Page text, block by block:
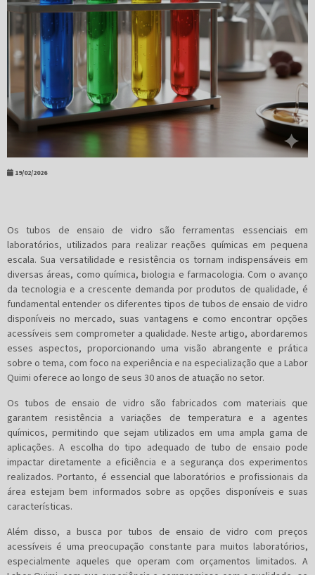
19/02/2026
Os tubos de ensaio de vidro são ferramentas essenciais em
laboratórios, utilizados para realizar reações químicas em pequena
escala. Sua versatilidade e resistência os tornam indispensáveis em
diversas áreas, como química, biologia e farmacologia. Com o avanço
da tecnologia e a crescente demanda por produtos de qualidade, é
fundamental entender os diferentes tipos de tubos de ensaio de vidro
disponíveis no mercado, suas vantagens e como encontrar opções
acessíveis sem comprometer a qualidade. Neste artigo, abordaremos
esses aspectos, proporcionando uma visão abrangente e prática
sobre o tema, com foco na experiência e na especialização que a Labor
Quimi oferece ao longo de seus 30 anos de atuação no setor.
Os tubos de ensaio de vidro são fabricados com materiais que
garantem resistência a variações de temperatura e a agentes
químicos, permitindo que sejam utilizados em uma ampla gama de
aplicações. A escolha do tipo adequado de tubo de ensaio pode
impactar diretamente a eficiência e a segurança dos experimentos
realizados. Portanto, é essencial que laboratórios e profissionais da
área estejam bem informados sobre as opções disponíveis e suas
características.
Além disso, a busca por tubos de ensaio de vidro com preços
acessíveis é uma preocupação constante para muitos laboratórios,
especialmente aqueles que operam com orçamentos limitados. A